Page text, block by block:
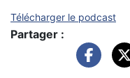
Télécharger le podcast
Partager :